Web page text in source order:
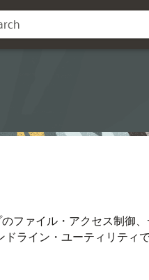
ファイル・アクセス制御
ライン・ユーティリティで